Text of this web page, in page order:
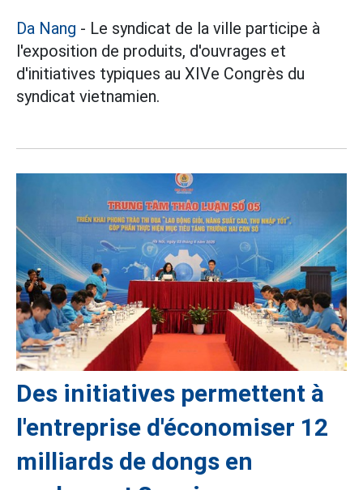
Da Nang - Le syndicat de la ville participe à
l'exposition de produits, d'ouvrages et
d'initiatives typiques au XIVe Congrès du
syndicat vietnamien.
Des initiatives permettent à
l'entreprise d'économiser 12
milliards de dongs en